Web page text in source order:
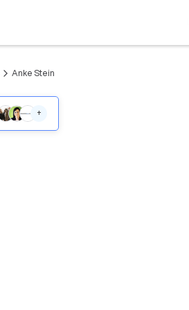
arrow_forward_ios Anke Stein
+